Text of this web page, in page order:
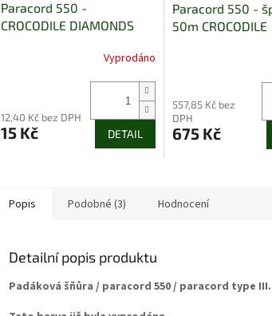
Paracord 550 -
CROCODILE DIAMONDS
Vyprodáno
12,40 Kč bez DPH
15 Kč DETAIL
Paracord 550 -
50m CROCODILE
557,85 Kč bez
DPH
675 Kč
Popis Podobné (3) Hodnocení
Detailní popis produktu
Padáková šňůra / paracord 550 / paracord type III.